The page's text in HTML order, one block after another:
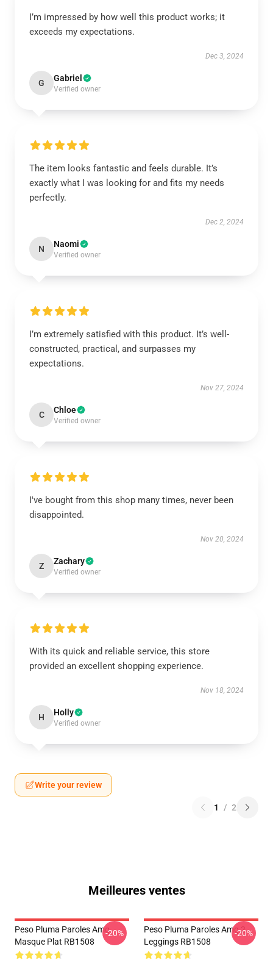
I’m impressed by how well this product works; it
exceeds my expectations.
Dec 3, 2024
G Gabriel
Verified owner
The item looks fantastic and feels durable. It’s
exactly what I was looking for and fits my needs
perfectly.
Dec 2, 2024
N Naomi
Verified owner
I’m extremely satisfied with this product. It’s well-
constructed, practical, and surpasses my
expectations.
Nov 27, 2024
C Chloe
Verified owner
I've bought from this shop many times, never been
disappointed.
Nov 20, 2024
Z Zachary
Verified owner
With its quick and reliable service, this store
provided an excellent shopping experience.
Nov 18, 2024
H Holly
Verified owner
Write your review
1 / 2
Meilleures ventes
Peso Pluma Paroles Amg
Masque Plat RB1508
-20%
Peso Pluma Paroles Amg 2
Leggings RB1508
-20%